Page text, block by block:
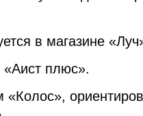
в магазине
плюс».